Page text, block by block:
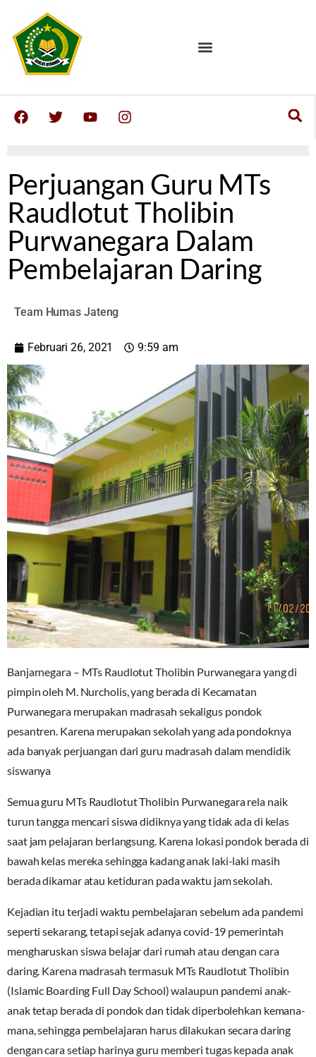
Perjuangan Guru MTs
Raudlotut Tholibin
Purwanegara Dalam
Pembelajaran Daring
Team Humas Jateng
Februari 26, 2021 9:59 am
Banjarnegara – MTs Raudlotut Tholibin Purwanegara yang di
pimpin oleh M. Nurcholis, yang berada di Kecamatan
Purwanegara merupakan madrasah sekaligus pondok
pesantren. Karena merupakan sekolah yang ada pondoknya
ada banyak perjuangan dari guru madrasah dalam mendidik
siswanya
Semua guru MTs Raudlotut Tholibin Purwanegara rela naik
turun tangga mencari siswa didiknya yang tidak ada di kelas
saat jam pelajaran berlangsung. Karena lokasi pondok berada di
bawah kelas mereka sehingga kadang anak laki-laki masih
berada dikamar atau ketiduran pada waktu jam sekolah.
Kejadian itu terjadi waktu pembelajaran sebelum ada pandemi
seperti sekarang, tetapi sejak adanya covid-19 pemerintah
mengharuskan siswa belajar dari rumah atau dengan cara
daring. Karena madrasah termasuk MTs Raudlotut Tholibin
(Islamic Boarding Full Day School) walaupun pandemi anak-
anak tetap berada di pondok dan tidak diperbolehkan kemana-
mana, sehingga pembelajaran harus dilakukan secara daring
dengan cara setiap harinya guru memberi tugas kepada anak